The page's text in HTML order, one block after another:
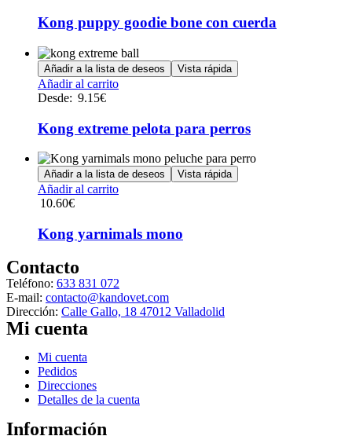
Kong puppy goodie bone con cuerda
Añadir a la lista de deseos Vista rápida
Añadir al carritoEste
múltiples
variantes.
Las
opciones
se
pueden
la
producto
Desde: 9.15€
Kong extreme pelota para perros
Añadir a la lista de deseos Vista rápida
Añadir al carrito
10.60€
Kong yarnimals mono
Contacto
Teléfono: 633 831 072
E-mail: contacto@kandovet.com
Dirección: Calle Gallo, 18 47012 Valladolid
Mi cuenta
Menú
Mi cuenta
Pedidos
Direcciones
Detalles de la cuenta
Información